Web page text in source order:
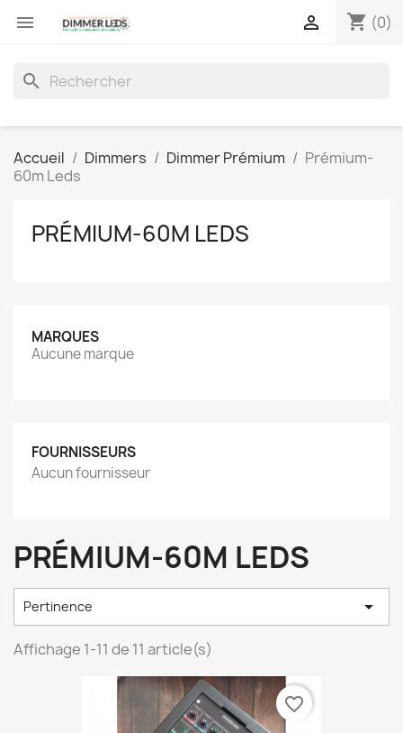
 shopping_cart (0)

search
Accueil Dimmers Dimmer Prémium
Prémium-
60m Leds
PRÉMIUM-60M LEDS
MARQUES
Aucune marque
FOURNISSEURS
Aucun fournisseur
PRÉMIUM-60M LEDS
Pertinence 
Affichage 1-11 de 11 article(s)
favorite_border